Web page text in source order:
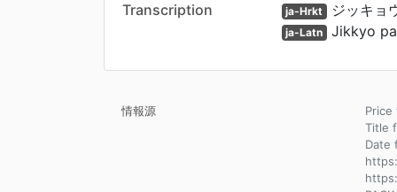
Transcription
ja-Hrkt ジッキョ
ja-Latn Jikkyo
情報源
Price
Title
Date